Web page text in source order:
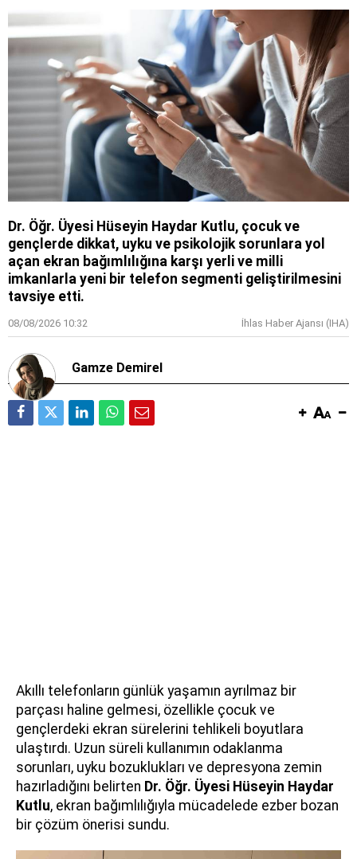
Dr. Öğr. Üyesi Hüseyin Haydar Kutlu, çocuk ve
gençlerde dikkat, uyku ve psikolojik sorunlara yol
açan ekran bağımlılığına karşı yerli ve milli
imkanlarla yeni bir telefon segmenti geliştirilmesini
tavsiye etti.
08/08/2026 10:32 İhlas Haber Ajansı (IHA)
Gamze Demirel
Akıllı telefonların günlük yaşamın ayrılmaz bir
parçası haline gelmesi, özellikle çocuk ve
gençlerdeki ekran sürelerini tehlikeli boyutlara
ulaştırdı. Uzun süreli kullanımın odaklanma
sorunları, uyku bozuklukları ve depresyona zemin
hazırladığını belirten Dr. Öğr. Üyesi Hüseyin Haydar
Kutlu, ekran bağımlılığıyla mücadelede ezber bozan
bir çözüm önerisi sundu.